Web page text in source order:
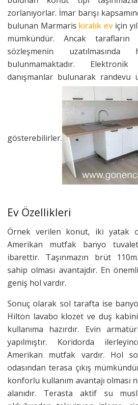
zorlanıyorlar. İmar barışı
bulunan Marmaris kiralık eviçin
mümkündür. Ancak tarafların
sözleşmenin uzatılmasında
bulunmamaktadır.
danışmanlar bulunarak randevu
gösterebilirler.
Ev Özellikleri
Örnek verilen konut, iki yatak
Amerikan mutfak banyo
ibarettir. Taşınmazın brüt
sahip olması avantajdır. En
geniş hol vardır.
Sonuç olarak sol tarafta ise
Hilton lavabo klozet ve duş
kullanıma hazırdır. Evin
yapılmıştır. Koridorda
Amerikan mutfak vardır. Hol
odasından terasa çıkış
konforlu kullanım avantajı olması
alanıdır. Terasta aktif su